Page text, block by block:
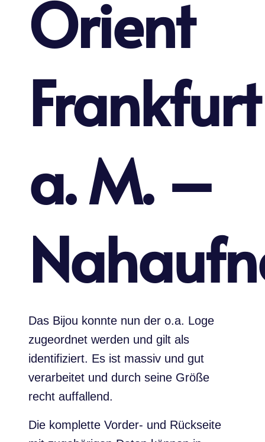
Orient
Frankfurt
a. M. –
Das Bijou konnte nun der o.a. Loge
zugeordnet werden und gilt als
identifiziert. Es ist massiv und gut
verarbeitet und durch seine Größe
recht auffallend.
Die komplette Vorder- und Rückseite